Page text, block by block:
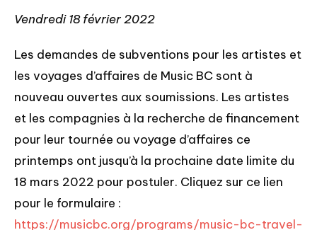
Vendredi 18 février 2022
Les demandes de subventions pour les artistes et
les voyages d’affaires de Music BC sont à
nouveau ouvertes aux soumissions. Les artistes
et les compagnies à la recherche de financement
pour leur tournée ou voyage d’affaires ce
printemps ont jusqu’à la prochaine date limite du
18 mars 2022 pour postuler. Cliquez sur ce lien
pour le formulaire :
https://musicbc.org/programs/music-bc-travel-